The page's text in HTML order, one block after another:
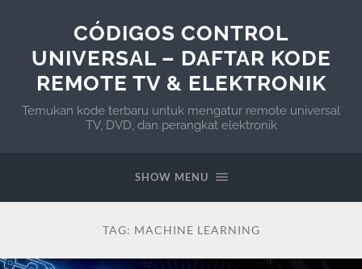
CÓDIGOS CONTROL
UNIVERSAL – DAFTAR KODE
REMOTE TV & ELEKTRONIK
Temukan kode terbaru untuk mengatur remote universal
TV, DVD, dan perangkat elektronik
SHOW MENU
TAG: MACHINE LEARNING